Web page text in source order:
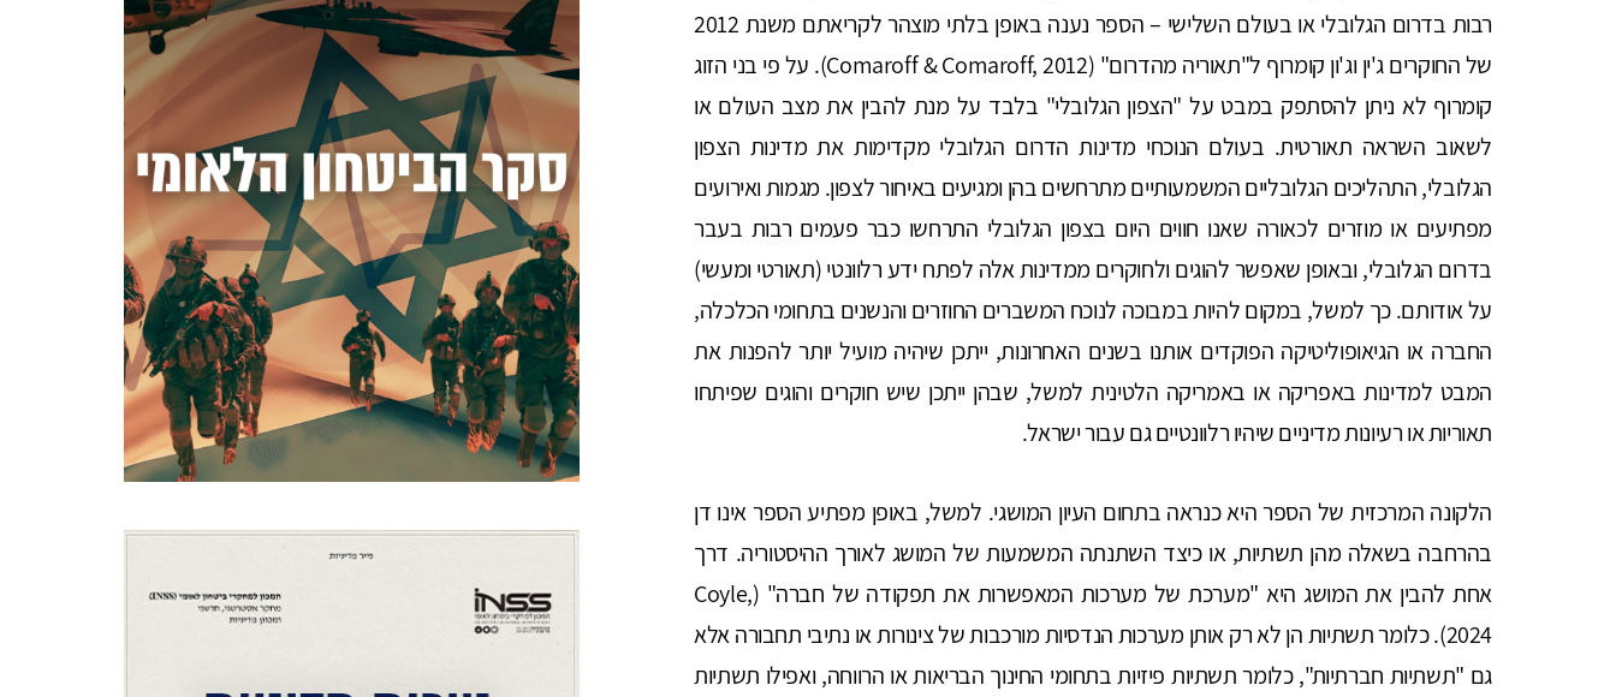
רבות בדרום הגלובלי או בעולם השלישי – הספר נענה באופן בלתי מוצהר לקריאתם משנת 2012
של החוקרים ג'ין וג'ון קומרוף ל"תאוריה מהדרום" (Comaroff & Comaroff, 2012). על פי בני הזוג
קומרוף לא ניתן להסתפק במבט על "הצפון הגלובלי" בלבד על מנת להבין את מצב העולם או
לשאוב השראה תאורטית. בעולם הנוכחי מדינות הדרום הגלובלי מקדימות את מדינות הצפון
הגלובלי, התהליכים הגלובליים המשמעותיים מתרחשים בהן ומגיעים באיחור לצפון. מגמות ואירועים
מפתיעים או מוזרים לכאורה שאנו חווים היום בצפון הגלובלי התרחשו כבר פעמים רבות בעבר
בדרום הגלובלי, ובאופן שאפשר להוגים ולחוקרים ממדינות אלה לפתח ידע רלוונטי (תאורטי ומעשי)
על אודותם. כך למשל, במקום להיות במבוכה לנוכח המשברים החוזרים והנשנים בתחומי הכלכלה,
החברה או הגיאופוליטיקה הפוקדים אותנו בשנים האחרונות, ייתכן שיהיה מועיל יותר להפנות את
המבט למדינות באפריקה או באמריקה הלטינית למשל, שבהן ייתכן שיש חוקרים והוגים שפיתחו
תאוריות או רעיונות מדיניים שיהיו רלוונטיים גם עבור ישראל.
הלקונה המרכזית של הספר היא כנראה בתחום העיון המושגי. למשל, באופן מפתיע הספר אינו דן
בהרחבה בשאלה מהן תשתיות, או כיצד השתנתה המשמעות של המושג לאורך ההיסטוריה. דרך
אחת להבין את המושג היא "מערכת של מערכות המאפשרות את תפקודה של חברה" (Coyle,
2024). כלומר תשתיות הן לא רק אותן מערכות הנדסיות מורכבות של צינורות או נתיבי תחבורה אלא
גם "תשתיות חברתיות", כלומר תשתיות פיזיות בתחומי החינוך הבריאות או הרווחה, ואפילו תשתיות